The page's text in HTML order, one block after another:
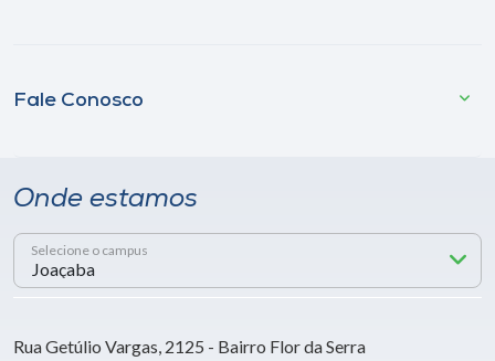
Fale Conosco
Onde estamos
Selecione o campus
Rua Getúlio Vargas, 2125 - Bairro Flor da Serra